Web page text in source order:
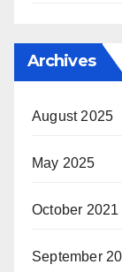
Archives
August 2025
May 2025
October 2021
September